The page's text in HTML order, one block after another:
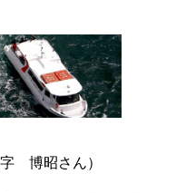
博昭さん）